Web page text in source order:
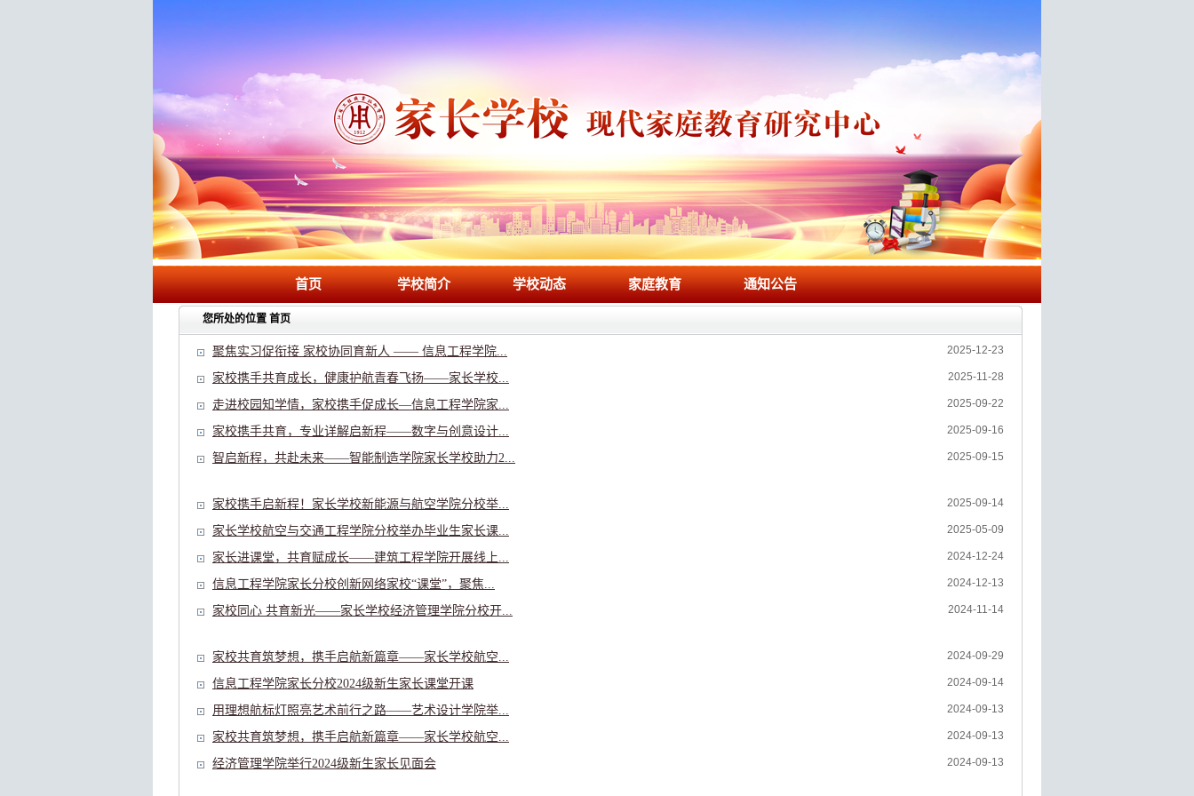
首页 学校简介 学校动态 家庭教育 通知公告
聚焦实习促衔接 家校协同育新人 —— 信息工程学院... 2025-12-23
家校携手共育成长，健康护航青春飞扬——家长学校... 2025-11-28
走进校园知学情，家校携手促成长—信息工程学院家... 2025-09-22
家校携手共育，专业详解启新程——数字与创意设计... 2025-09-16
智启新程，共赴未来——智能制造学院家长学校助力2... 2025-09-15
家校携手启新程！家长学校新能源与航空学院分校举... 2025-09-14
家长学校航空与交通工程学院分校举办毕业生家长课... 2025-05-09
家长进课堂，共育赋成长——建筑工程学院开展线上... 2024-12-24
信息工程学院家长分校创新网络家校“课堂”，聚焦... 2024-12-13
家校同心 共育新光——家长学校经济管理学院分校开... 2024-11-14
家校共育筑梦想，携手启航新篇章——家长学校航空... 2024-09-29
信息工程学院家长分校2024级新生家长课堂开课 2024-09-14
用理想航标灯照亮艺术前行之路——艺术设计学院举... 2024-09-13
家校共育筑梦想，携手启航新篇章——家长学校航空... 2024-09-13
经济管理学院举行2024级新生家长见面会 2024-09-13
您所处的位置 首页